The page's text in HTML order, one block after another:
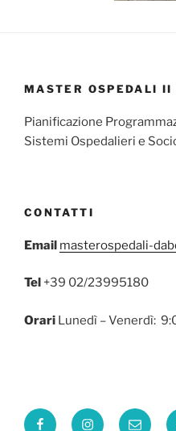
MASTER OSPEDALI II
Pianificazione
Sistemi Ospedalieri e
CONTATTI
Email masterospedali-
Tel +39 02/23995180
Orari Lunedì – Venerdì: